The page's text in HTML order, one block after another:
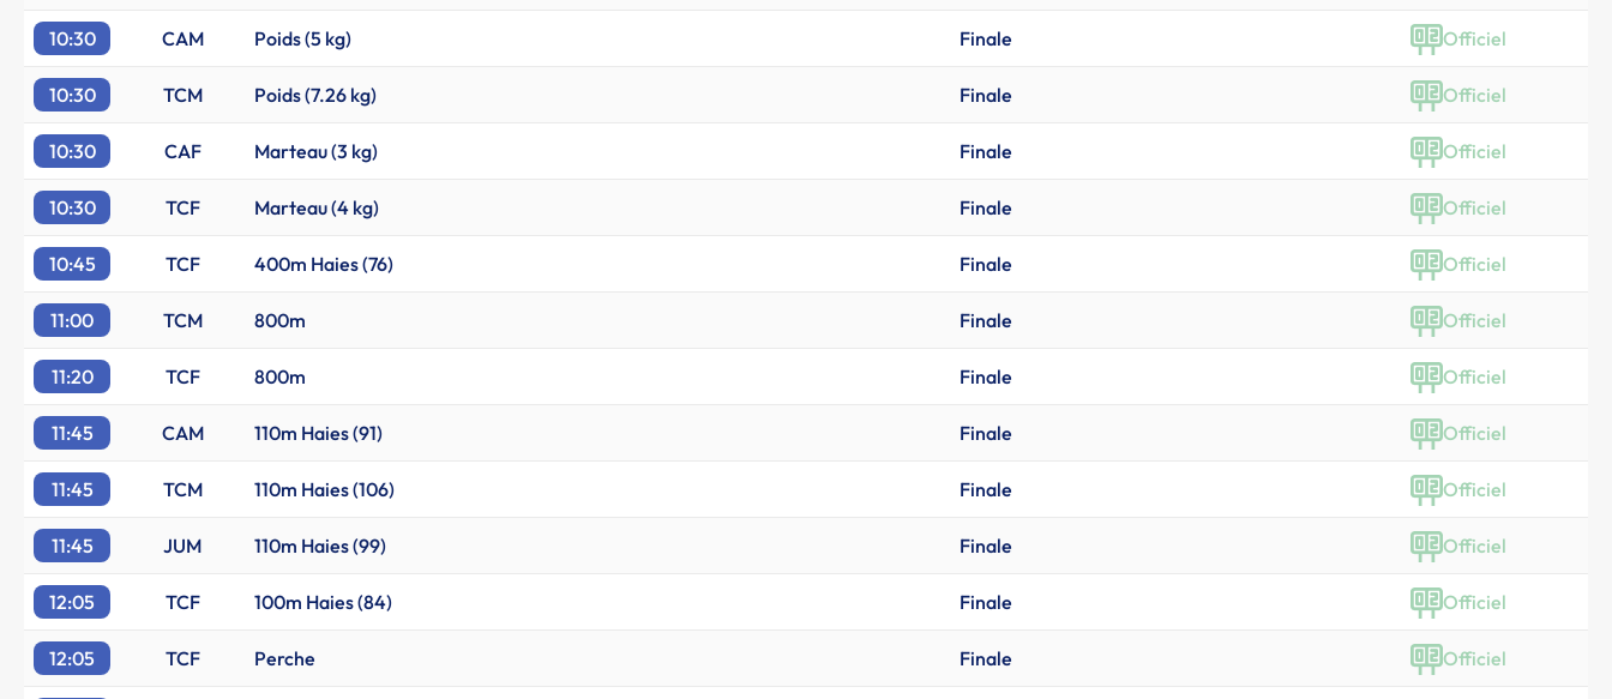
10:30 CAM Poids (5 kg) Finale Officiel
10:30 TCM Poids (7.26 kg) Finale Officiel
10:30 CAF Marteau (3 kg) Finale Officiel
10:30 TCF Marteau (4 kg) Finale Officiel
10:45 TCF 400m Haies (76) Finale Officiel
11:00 TCM 800m Finale Officiel
11:20 TCF 800m Finale Officiel
11:45 CAM 110m Haies (91) Finale Officiel
11:45 TCM 110m Haies (106) Finale Officiel
11:45 JUM 110m Haies (99) Finale Officiel
12:05 TCF 100m Haies (84) Finale Officiel
12:05 TCF Perche Finale Officiel